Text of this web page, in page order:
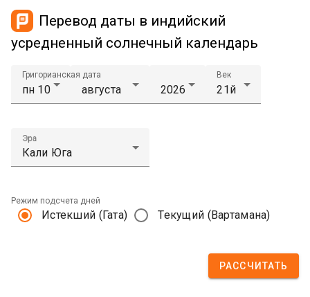
Перевод даты в индийский
усредненный солнечный календарь
Григорианская дата Век
Эра
Режим подсчета дней
Истекший (Гата) Текущий (Вартамана)
РАССЧИТАТЬ